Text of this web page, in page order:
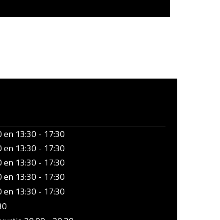
13:30 - 17:30
13:30 - 17:30
13:30 - 17:30
13:30 - 17:30
13:30 - 17:30